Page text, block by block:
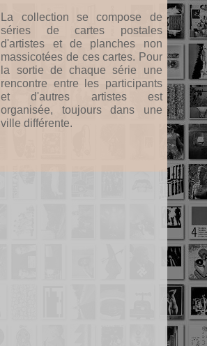
La collection se compose de
séries de cartes postales
d'artistes et de planches non
massicotées de ces cartes. Pour
la sortie de chaque série une
rencontre entre les participants
et d'autres artistes est
organisée, toujours dans une
ville différente.